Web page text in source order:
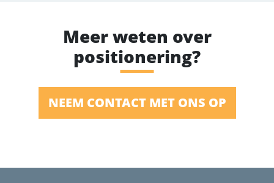
Meer weten over
positionering?
NEEM CONTACT MET ONS OP